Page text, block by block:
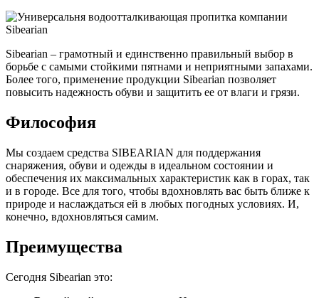
Sibearian – грамотный и единственно правильный выбор в
борьбе с самыми стойкими пятнами и неприятными запахами.
Более того, применение продукции Sibearian позволяет
повысить надежность обуви и защитить ее от влаги и грязи.
Философия
Мы создаем средства SIBEARIAN для подде ржания
снаряжения, обуви и одежды в идеальном состоянии и
обеспечения их максимальных характеристик как в горах, так
и в городе. Все для того, чтобы вдохновлять вас быть ближе к
природе и наслаждаться ей в любых погодных условиях. И,
конечно, вдохновляться самим.
Преимущества
Сегодня Sibearian это: